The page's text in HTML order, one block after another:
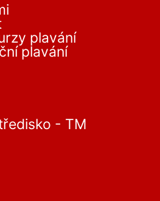
plavání
plavání
- TM